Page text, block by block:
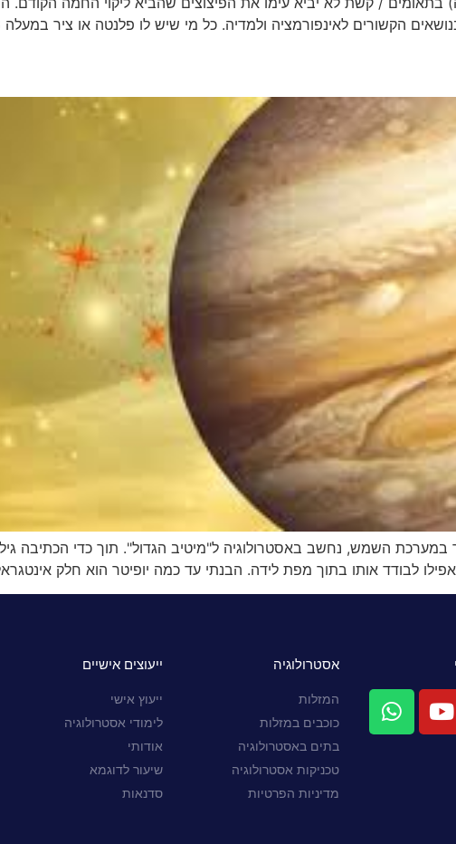
הקשורים לאינפורמציה ולמדיה. כל מי שיש לו פלנטה או ציר במעלה 6 של …
במערכת השמש, נחשב באסטרולוגיה ל"מיטיב הגדול". תוך כדי הכתיבה
לבודד אותו בתוך מפת לידה. הבנתי עד כמה יופיטר הוא חלק
אסטרולוגיה
המזלות
כוכבים במזלות
בתים באסטרולוגיה
טכניקות אסטרולוגיה
מדיניות הפרטיות
ייעוצים אישיים
ייעוץ אישי
לימודי אסטרולוגיה
אודותי
שיעור לדוגמא
סדנאות